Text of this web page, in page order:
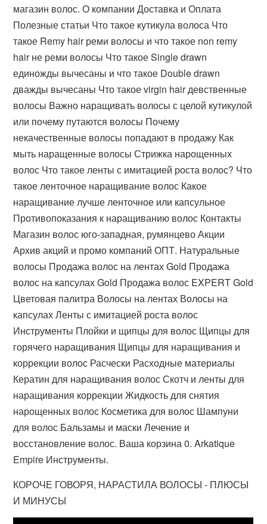
магазин волос. О компании Доставка и Оплата
Полезные статьи Что такое кутикула волоса Что
такое Remy hair реми волосы и что такое non remy
hair не реми волосы Что такое Single drawn
единожды вычесаны и что такое Double drawn
дважды вычесаны Что такое virgin hair девственные
волосы Важно наращивать волосы с целой кутикулой
или почему путаются волосы Почему
некачественные волосы попадают в продажу Как
мыть наращенные волосы Стрижка нарощенных
волос Что такое ленты с имитацией роста волос? Что
такое ленточное наращивание волос Какое
наращивание лучше ленточное или капсульное
Противопоказания к наращиванию волос Контакты
Магазин волос юго-западная, румянцево Акции
Архив акций и промо компаний ОПТ. Натуральные
волосы Продажа волос на лентах Gold Продажа
волос на капсулах Gold Продажа волос EXPERT Gold
Цветовая палитра Волосы на лентах Волосы на
капсулах Ленты с имитацией роста волос
Инструменты Плойки и щипцы для волос Щипцы для
горячего наращивания Щипцы для наращивания и
коррекции волос Расчески Расходные материалы
Кератин для наращивания волос Скотч и ленты для
наращивания коррекции Жидкость для снятия
нарощенных волос Косметика для волос Шампуни
для волос Бальзамы и маски Лечение и
восстановление волос. Ваша корзина 0. Arkatique
Empire Инструменты.
КОРОЧЕ ГОВОРЯ, НАРАСТИЛА ВОЛОСЫ - ПЛЮСЫ
И МИНУСЫ